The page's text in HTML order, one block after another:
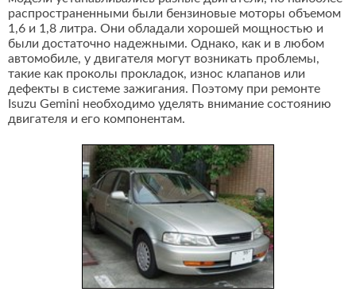
распространенными были бензиновые моторы объемом
1,6 и 1,8 литра. Они обладали хорошей мощностью и
были достаточно надежными. Однако, как и в любом
автомобиле, у двигателя могут возникать проблемы,
такие как проколы прокладок, износ клапанов или
дефекты в системе зажигания. Поэтому при ремонте
Isuzu Gemini необходимо уделять внимание состоянию
двигателя и его компонентам.